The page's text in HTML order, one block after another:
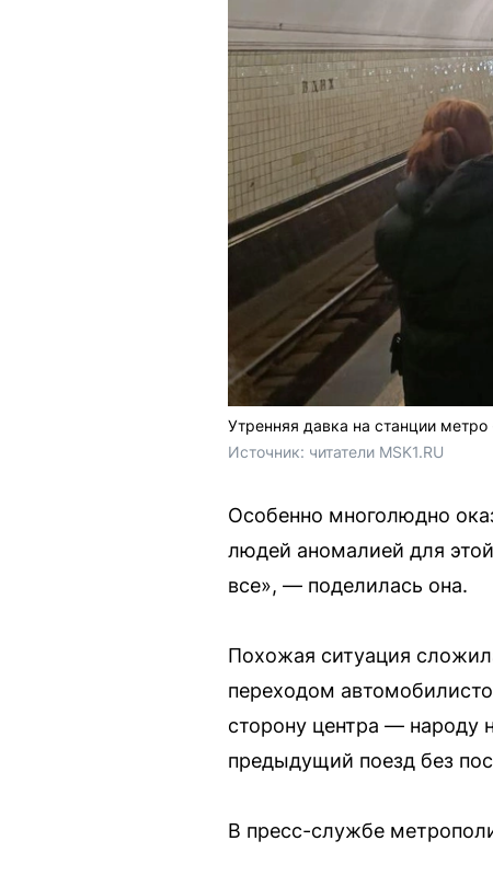
Утренняя давка на станции
Источник: читатели MSK1.RU
Особенно многолюдно
людей аномалией для
все», — поделилась она.
Похожая ситуация
переходом
сторону центра — народу
предыдущий поезд без
В пресс-службе